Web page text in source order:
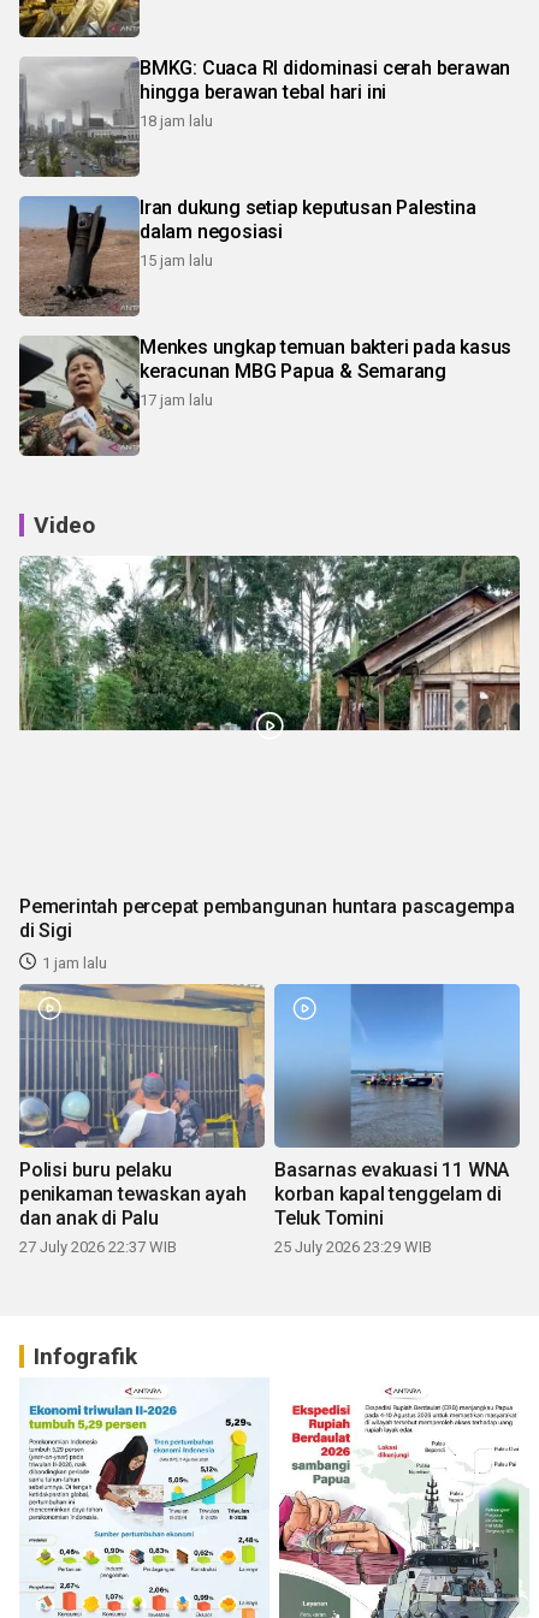
BMKG: Cuaca RI didominasi cerah berawan
hingga berawan tebal hari ini
18 jam lalu
Iran dukung setiap keputusan Palestina
dalam negosiasi
15 jam lalu
Menkes ungkap temuan bakteri pada kasus
keracunan MBG Papua & Semarang
17 jam lalu
Video
Pemerintah percepat pembangunan huntara pascagempa
di Sigi
1 jam lalu
Polisi buru pelaku
penikaman tewaskan ayah
dan anak di Palu
27 July 2026 22:37 WIB
Basarnas evakuasi 11 WNA
korban kapal tenggelam di
Teluk Tomini
25 July 2026 23:29 WIB
Infografik